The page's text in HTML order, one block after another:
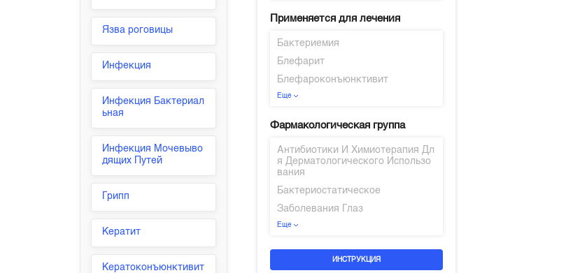
Язва роговицы
Инфекция
Инфекция Бактериал
ьная
Инфекция Мочевыво
дящих Путей
Грипп
Кератит
Кератоконъюнктивит
Применяется для лечения
Бактериемия
Блефарит
Блефароконъюнктивит
Еще
Фармакологическая группа
Антибиотики И Химиотерапия Дл
я Дерматологического Использо
вания
Бактериостатическое
Заболевания Глаз
Еще
ИНСТРУКЦИЯ